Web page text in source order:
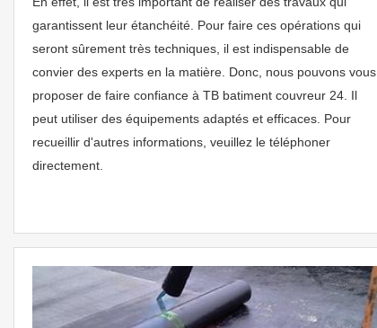
garantissent leur étanchéité. Pour faire ces opérations qui
seront sûrement très techniques, il est indispensable de
convier des experts en la matière. Donc, nous pouvons vous
proposer de faire confiance à TB batiment couvreur 24. Il
peut utiliser des équipements adaptés et efficaces. Pour
recueillir d'autres informations, veuillez le téléphoner
directement.